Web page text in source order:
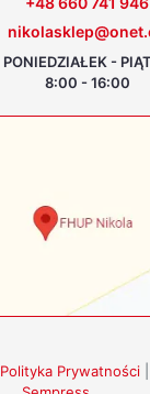
PONIEDZIAŁEK -
8:00 - 16:00
Polityka Prywatności